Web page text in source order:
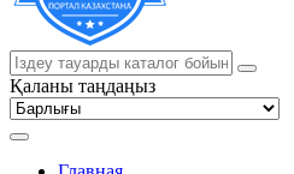
Қаланы таңдаңыз